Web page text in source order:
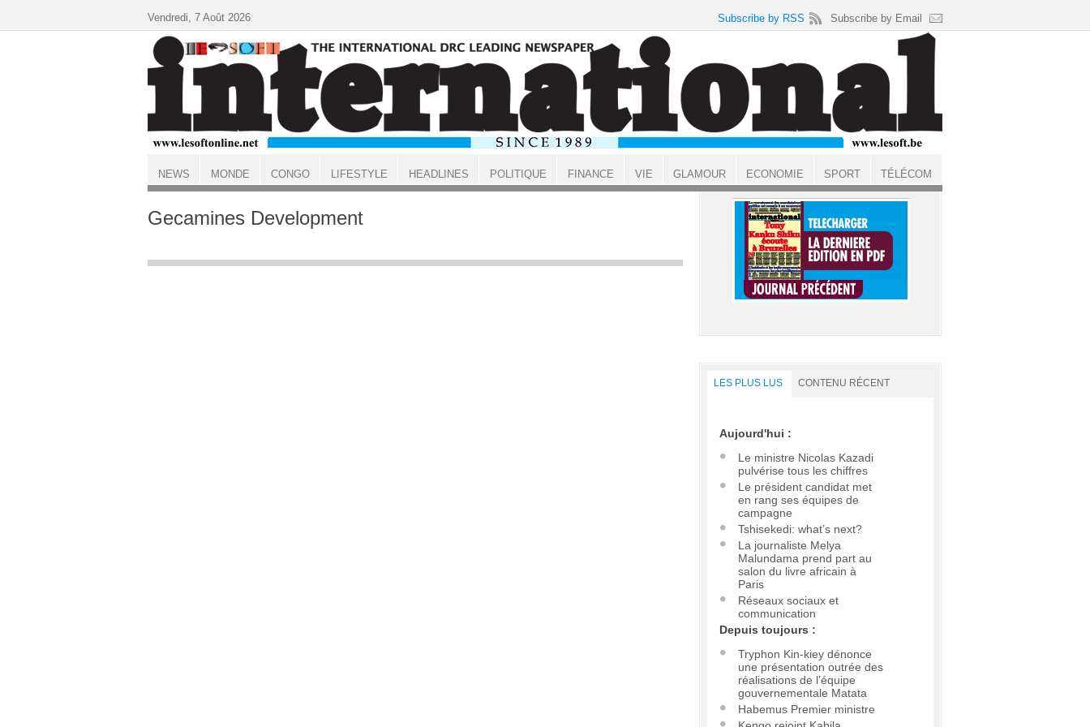
ACCUEIL
Gecamines Development
LES PLUS LUS CONTENU RÉCENT
Aujourd'hui :
Le ministre Nicolas Kazadi
pulvérise tous les chiffres
Le président candidat met
en rang ses équipes de
campagne
Tshisekedi: what’s next?
La journaliste Melya
Malundama prend part au
salon du livre africain à
Paris
Réseaux sociaux et
communication
Depuis toujours :
Tryphon Kin-kiey dénonce
une présentation outrée des
réalisations de l’équipe
gouvernementale Matata
Habemus Premier ministre
Vendredi, 7 Août 2026 Subscribe by RSS Subscribe by Email
NEWS MONDE CONGO LIFESTYLE HEADLINES POLITIQUE FINANCE VIE GLAMOUR ECONOMIE SPORT TÉLÉCOM